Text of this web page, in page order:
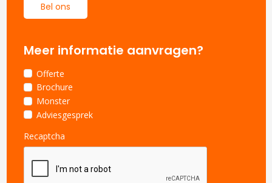
Bel ons
Meer informatie aanvragen?
Offerte
Brochure
Monster
Adviesgesprek
Recaptcha